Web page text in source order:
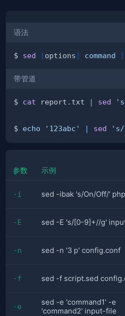
语法
$ sed [options] command [
带管道
$ cat report.txt | sed
$ echo '123abc' | sed
参数 示例
-i sed -ibak 's/On/Off/'
-E sed -E 's/[0-9]+//g'
-n sed -n '3 p' config.conf
-f sed -f script.sed
-e
sed -e 'command1' -e
'command2' input-file